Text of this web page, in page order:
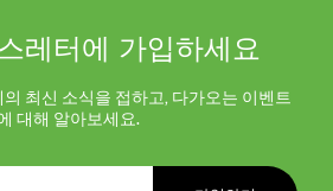
레터에 가입하세요
최신 소식을 접하고, 다가오는 이벤트
대해 알아보세요.